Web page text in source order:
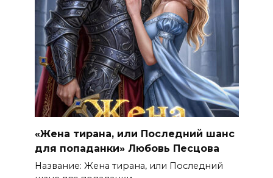
«Жена тирана, или Последний шанс
для попаданки» Любовь Песцова
Название: Жена тирана, или Последний